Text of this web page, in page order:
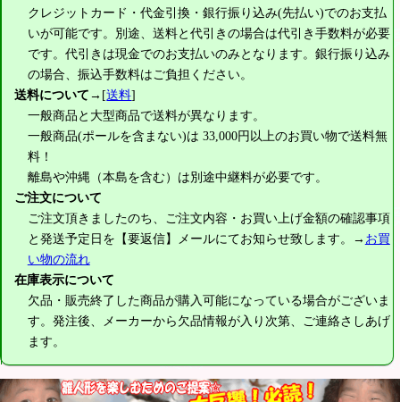
クレジットカード・代金引換・銀行振り込み(先払い)でのお支払
いが可能です。別途、送料と代引きの場合は代引き手数料が必要
です。代引きは現金でのお支払いのみとなります。銀行振り込み
の場合、振込手数料はご負担ください。
送料について→[送料]
一般商品と大型商品で送料が異なります。
一般商品(ポールを含まない)は 33,000円 以上のお買い物で送料無
料！
離島や沖縄（本島を含む）は別途中継料が必要です。
ご注文について
ご注文頂きましたのち、ご注文内容・お買い上げ金額の確認事項
と発送予定日を【要返信】メールにてお知らせ致します。→ お買
い物の流れ
在庫表示について
欠品・販売終了した商品が購入可能になっている場合がございま
す。発注後、メーカーから欠品情報が入り次第、ご連絡さしあげ
ます。